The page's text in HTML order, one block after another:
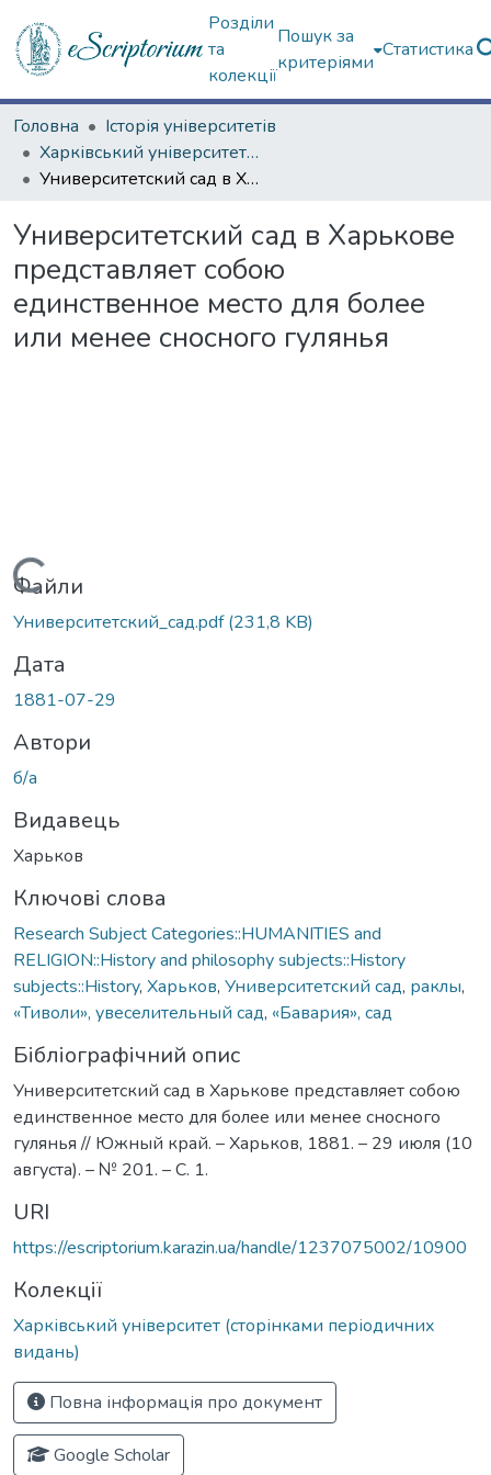
Розділи
та
колекції
Пошук за
критеріями
Статистика
Головна
Історія університетів
Харківський університет (сторінками періодичних видань)
Университетский сад в Харькове представляет собою единственное место для более или менее сносного гулянья
Университетский сад в Харькове
представляет собою
единственное место для более
или менее сносного гулянья
Вантажиться...
Файли
Университетский_сад.pdf(231,8 KB)
Дата
1881-07-29
Автори
б/а
Видавець
Харьков
Ключові слова
Research Subject Categories::HUMANITIES and
RELIGION::History and philosophy subjects::History
subjects::History, Харьков, Университетский сад, раклы,
«Тиволи», увеселительный сад, «Бавария», сад
Бібліографічний опис
Университетский сад в Харькове представляет собою
единственное место для более или менее сносного
гулянья // Южный край. – Харьков, 1881. – 29 июля (10
августа). – № 201. – С. 1.
URI
https://escriptorium.karazin.ua/handle/1237075002/10900
Колекції
Харківський університет (сторінками періодичних
видань)
Повна інформація про документ
Google Scholar